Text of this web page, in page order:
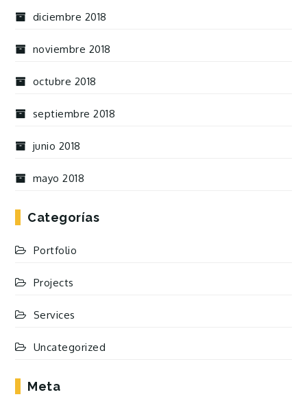
diciembre 2018
noviembre 2018
octubre 2018
septiembre 2018
junio 2018
mayo 2018
Categorías
Portfolio
Projects
Services
Uncategorized
Meta